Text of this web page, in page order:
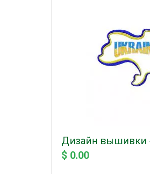
Дизайн вышивки
$ 0.00